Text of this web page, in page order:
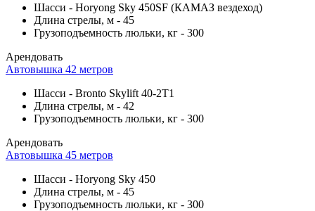
Шасси - Horyong Sky 450SF (КАМАЗ вездеход)
Длина стрелы, м - 45
Грузоподъемность люльки, кг - 300
Арендовать
Автовышка 42 метров
Шасси - Bronto Skylift 40-2T1
Длина стрелы, м - 42
Грузоподъемность люльки, кг - 300
Арендовать
Автовышка 45 метров
Шасси - Horyong Sky 450
Длина стрелы, м - 45
Грузоподъемность люльки, кг - 300